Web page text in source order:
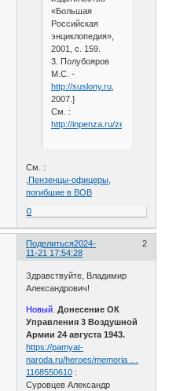
«Большая
Российская
энциклопедия»,
2001, с. 159.
3. Полубояров
М.С. -
http://suslony.ru,
2007.]
См. :
http://inpenza.ru/zemetchino/
См. :
,Пензенцы-офицеры,
погибшие в ВОВ
0
Поделиться 2
2024-
11-21 17:54:28
Здравствуйте, Владимир
Александрович!
Новый .Донесение ОК
Управления 3 Воздушной
Армии 24 августа 1943.
https://pamyat-
naroda.ru/heroes/memoria …
1168550610 :
Суровцев Александр